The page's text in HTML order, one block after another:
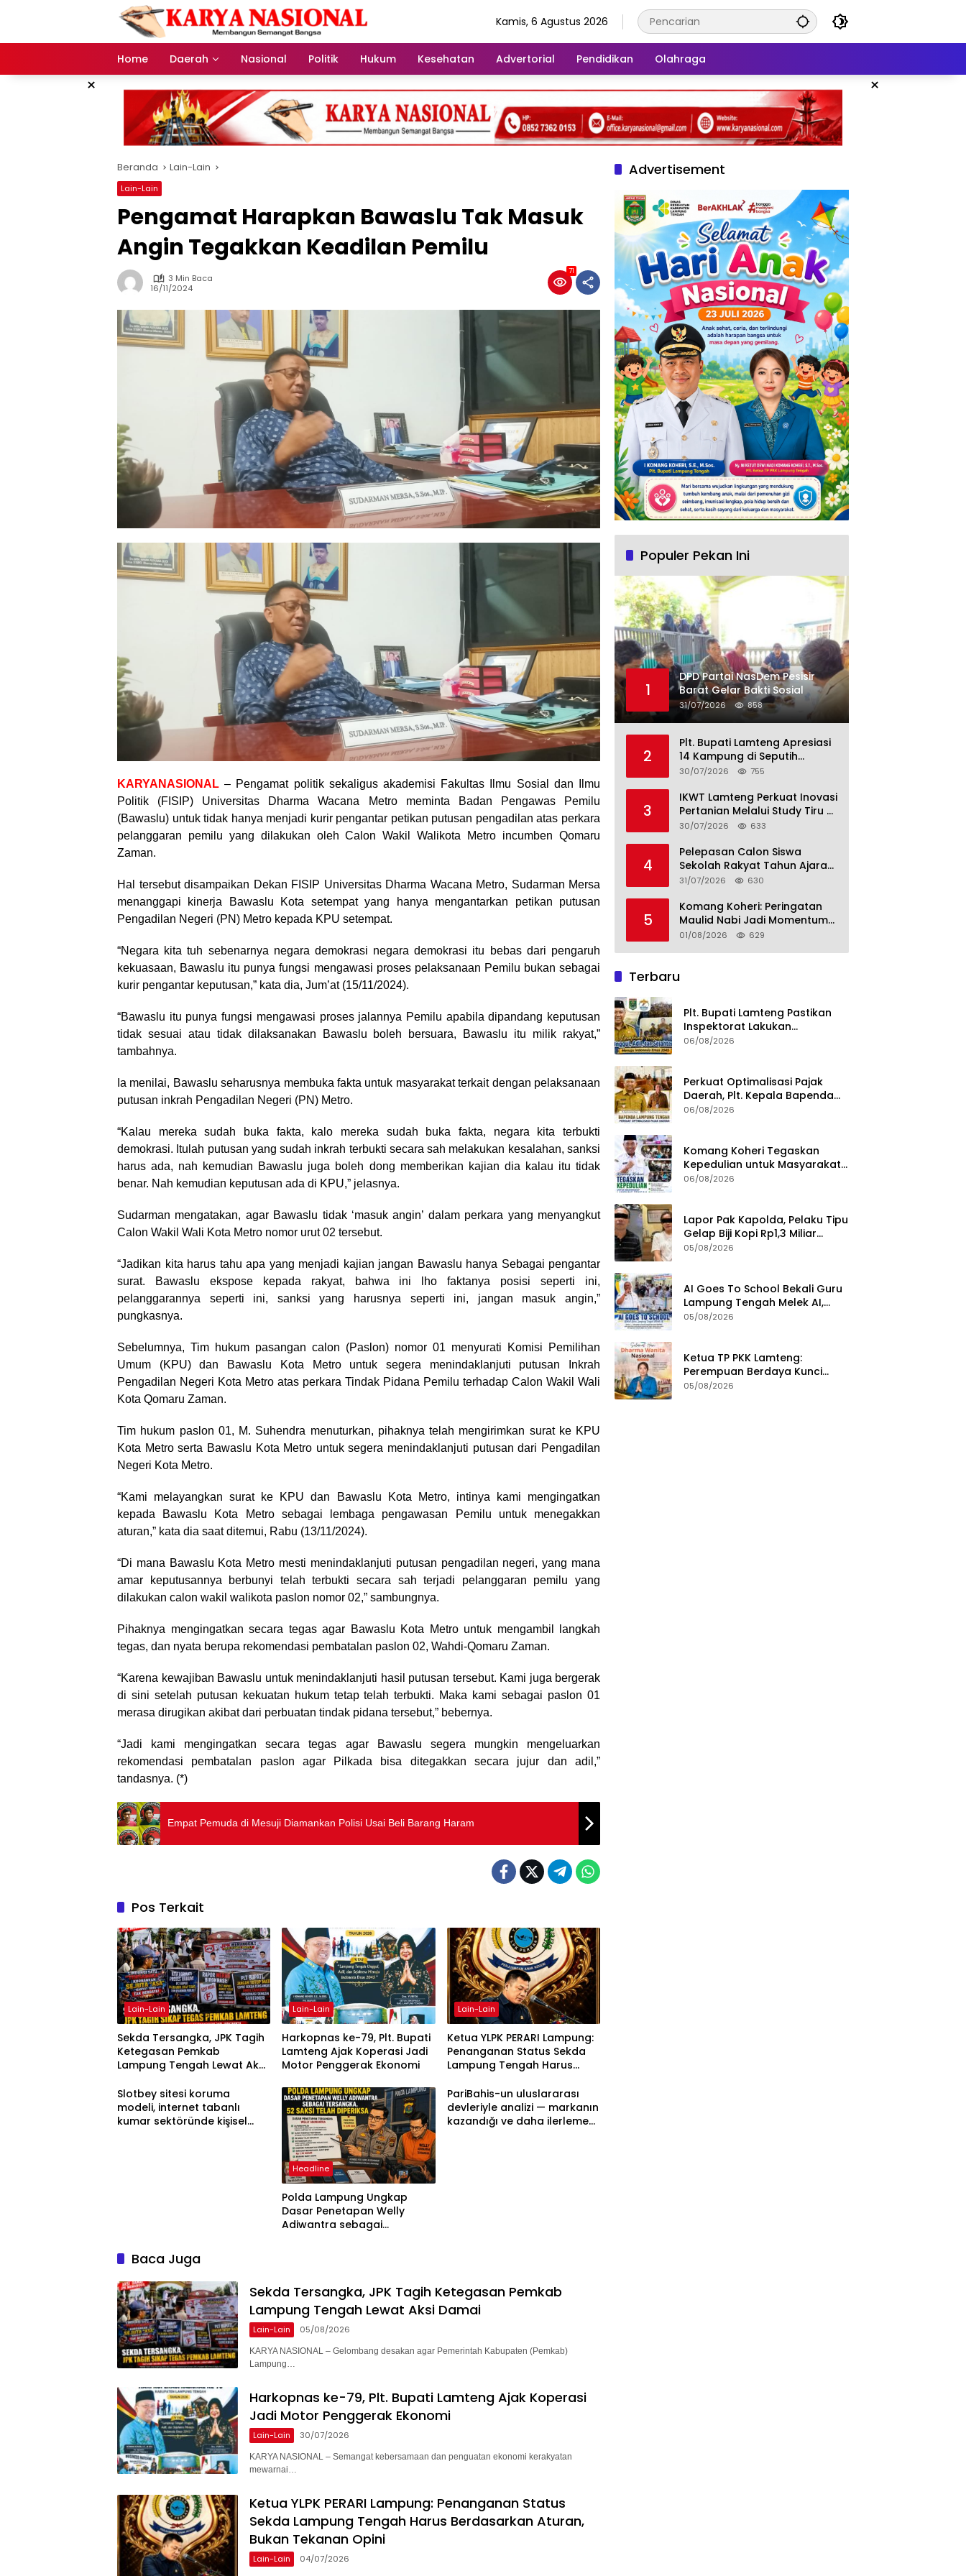
Kamis, 6 Agustus 2026
Home Daerah Nasional Politik Hukum Kesehatan Advertorial Pendidikan Olahraga
× ×
Beranda Lain-Lain
Lain-Lain
Pengamat Harapkan Bawaslu Tak Masuk
Angin Tegakkan Keadilan Pemilu
3 Min Baca
16/11/2024
71
KARYANASIONAL – Pengamat politik sekaligus akademisi Fakultas Ilmu Sosial dan Ilmu
Politik (FISIP) Universitas Dharma Wacana Metro meminta Badan Pengawas Pemilu
(Bawaslu) untuk tidak hanya menjadi kurir pengantar petikan putusan pengadilan atas perkara
pelanggaran pemilu yang dilakukan oleh Calon Wakil Walikota Metro incumben Qomaru
Zaman.
Hal tersebut disampaikan Dekan FISIP Universitas Dharma Wacana Metro, Sudarman Mersa
menanggapi kinerja Bawaslu Kota setempat yang hanya mengantarkan petikan putusan
Pengadilan Negeri (PN) Metro kepada KPU setempat.
“Negara kita tuh sebenarnya negara demokrasi negara demokrasi itu bebas dari pengaruh
kekuasaan, Bawaslu itu punya fungsi mengawasi proses pelaksanaan Pemilu bukan sebagai
kurir pengantar keputusan,” kata dia, Jum’at (15/11/2024).
“Bawaslu itu punya fungsi mengawasi proses jalannya Pemilu apabila dipandang keputusan
tidak sesuai atau tidak dilaksanakan Bawaslu boleh bersuara, Bawaslu itu milik rakyat,”
tambahnya.
Ia menilai, Bawaslu seharusnya membuka fakta untuk masyarakat terkait dengan pelaksanaan
putusan inkrah Pengadilan Negeri (PN) Metro.
“Kalau mereka sudah buka fakta, kalo mereka sudah buka fakta, negara kita terbukti
demokrasi. Itulah putusan yang sudah inkrah terbukti secara sah melakukan kesalahan, sanksi
harus ada, nah kemudian Bawaslu juga boleh dong memberikan kajian dia kalau itu tidak
benar. Nah kemudian keputusan ada di KPU,” jelasnya.
Sudarman mengatakan, agar Bawaslu tidak ‘masuk angin’ dalam perkara yang menyangkut
Calon Wakil Wali Kota Metro nomor urut 02 tersebut.
“Jadikan kita harus tahu apa yang menjadi kajian jangan Bawaslu hanya Sebagai pengantar
surat. Bawaslu ekspose kepada rakyat, bahwa ini lho faktanya posisi seperti ini,
pelanggarannya seperti ini, sanksi yang harusnya seperti ini, jangan masuk angin,”
pungkasnya.
Sebelumnya, Tim hukum pasangan calon (Paslon) nomor 01 menyurati Komisi Pemilihan
Umum (KPU) dan Bawaslu Kota Metro untuk segera menindaklanjuti putusan Inkrah
Pengadilan Negeri Kota Metro atas perkara Tindak Pidana Pemilu terhadap Calon Wakil Wali
Kota Qomaru Zaman.
Tim hukum paslon 01, M. Suhendra menuturkan, pihaknya telah mengirimkan surat ke KPU
Kota Metro serta Bawaslu Kota Metro untuk segera menindaklanjuti putusan dari Pengadilan
Negeri Kota Metro.
“Kami melayangkan surat ke KPU dan Bawaslu Kota Metro, intinya kami mengingatkan
kepada Bawaslu Kota Metro sebagai lembaga pengawasan Pemilu untuk menegakkan
aturan,” kata dia saat ditemui, Rabu (13/11/2024).
“Di mana Bawaslu Kota Metro mesti menindaklanjuti putusan pengadilan negeri, yang mana
amar keputusannya berbunyi telah terbukti secara sah terjadi pelanggaran pemilu yang
dilakukan calon wakil walikota paslon nomor 02,” sambungnya.
Pihaknya mengingatkan secara tegas agar Bawaslu Kota Metro untuk mengambil langkah
tegas, dan nyata berupa rekomendasi pembatalan paslon 02, Wahdi-Qomaru Zaman.
“Karena kewajiban Bawaslu untuk menindaklanjuti hasil putusan tersebut. Kami juga bergerak
di sini setelah putusan kekuatan hukum tetap telah terbukti. Maka kami sebagai paslon 01
merasa dirugikan akibat dari perbuatan tindak pidana tersebut,” bebernya.
“Jadi kami mengingatkan secara tegas agar Bawaslu segera mungkin mengeluarkan
rekomendasi pembatalan paslon agar Pilkada bisa ditegakkan secara jujur dan adil,”
tandasnya. (*)
Empat Pemuda di Mesuji Diamankan Polisi Usai Beli Barang Haram
Pos Terkait
Lain-Lain
Sekda Tersangka, JPK Tagih
Ketegasan Pemkab
Lampung Tengah Lewat Aksi
Lain-Lain
Harkopnas ke-79, Plt. Bupati
Lamteng Ajak Koperasi Jadi
Motor Penggerak Ekonomi
Lain-Lain
Ketua YLPK PERARI Lampung:
Penanganan Status Sekda
Lampung Tengah Harus
Tekanan Opini
Slotbey sitesi koruma
modeli, internet tabanlı
kumar sektöründe kişisel
Headline
Polda Lampung Ungkap
Dasar Penetapan Welly
Adiwantra sebagai
PariBahis-un uluslararası
devleriyle analizi — markanın
kazandığı ve daha ilerlemesi
Baca Juga
Sekda Tersangka, JPK Tagih Ketegasan Pemkab
Lampung Tengah Lewat Aksi Damai
Lain-Lain 05/08/2026
KARYA NASIONAL – Gelombang desakan agar Pemerintah Kabupaten (Pemkab)
Lampung…
Harkopnas ke-79, Plt. Bupati Lamteng Ajak Koperasi
Jadi Motor Penggerak Ekonomi
Lain-Lain 30/07/2026
KARYA NASIONAL – Semangat kebersamaan dan penguatan ekonomi kerakyatan
mewarnai…
Ketua YLPK PERARI Lampung: Penanganan Status
Sekda Lampung Tengah Harus Berdasarkan Aturan,
Bukan Tekanan Opini
Lain-Lain 04/07/2026
Advertisement
Populer Pekan Ini
1
DPD Partai NasDem Pesisir
Barat Gelar Bakti Sosial
31/07/2026 858
2
Plt. Bupati Lamteng Apresiasi
14 Kampung di Seputih
Raman Lunas PBB 2026, Harus
30/07/2026 755
3
IKWT Lamteng Perkuat Inovasi
Pertanian Melalui Study Tiru di
P4S Jimmy Hantu Foundation
30/07/2026 633
4
Pelepasan Calon Siswa
Sekolah Rakyat Tahun Ajaran
2026–2027, Plt. Bupati
Hadirkan Pendidikan
Berkualitas
31/07/2026 630
5
Komang Koheri: Peringatan
Maulid Nabi Jadi Momentum
Perkuat Ukhuwah Umat di
01/08/2026 629
Terbaru
Plt. Bupati Lamteng Pastikan
Inspektorat Lakukan
Pemeriksaan Akhir Masa
06/08/2026
Perkuat Optimalisasi Pajak
Daerah, Plt. Kepala Bapenda
Lampung Tengah Minta Seluruh
06/08/2026
Komang Koheri Tegaskan
Kepedulian untuk Masyarakat
Lampung Tengah Lewat
06/08/2026
Lapor Pak Kapolda, Pelaku Tipu
Gelap Biji Kopi Rp1,3 Miliar
Dibebaskan: Sempat
05/08/2026
AI Goes To School Bekali Guru
Lampung Tengah Melek AI,
Perkuat Transformasi
05/08/2026
Ketua TP PKK Lamteng:
Perempuan Berdaya Kunci
Kemajuan Bangsa
05/08/2026